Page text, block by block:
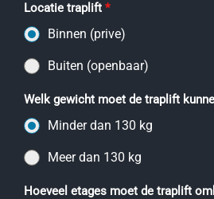
Locatie traplift *
Binnen (prive)
Buiten (openbaar)
Welk gewicht moet de traplift
Minder dan 130 kg
Meer dan 130 kg
Hoeveel etages moet de traplift